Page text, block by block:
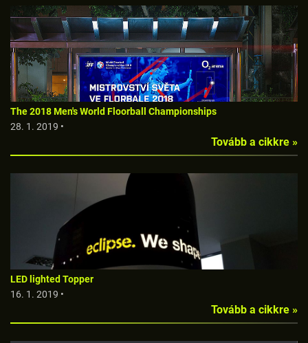
The 2018 Men's World Floorball Championships
28. 1. 2019 •
Tovább a cikkre »
LED lighted Topper
16. 1. 2019 •
Tovább a cikkre »